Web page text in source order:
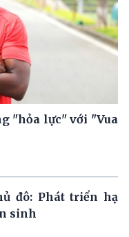
"hỏa lực" với "Vua
đô: Phát triển hạ
sinh